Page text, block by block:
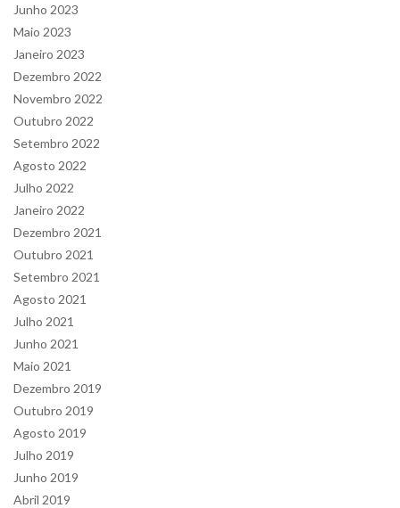
Junho 2023
Maio 2023
Janeiro 2023
Dezembro 2022
Novembro 2022
Outubro 2022
Setembro 2022
Agosto 2022
Julho 2022
Janeiro 2022
Dezembro 2021
Outubro 2021
Setembro 2021
Agosto 2021
Julho 2021
Junho 2021
Maio 2021
Dezembro 2019
Outubro 2019
Agosto 2019
Julho 2019
Junho 2019
Abril 2019